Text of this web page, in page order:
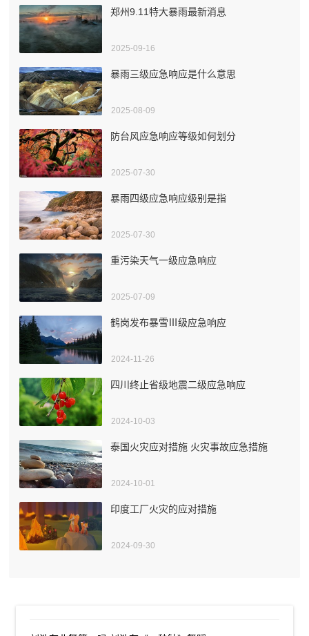
郑州9.11特大暴雨最新消息
2025-09-16
暴雨三级应急响应是什么意思
2025-08-09
防台风应急响应等级如何划分
2025-07-30
暴雨四级应急响应级别是指
2025-07-30
重污染天气一级应急响应
2025-07-09
鹤岗发布暴雪Ⅲ级应急响应
2024-11-26
四川终止省级地震二级应急响应
2024-10-03
泰国火灾应对措施 火灾事故应急措施
2024-10-01
印度工厂火灾的应对措施
2024-09-30